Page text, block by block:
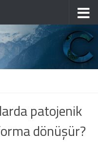
patojenik
dönüşür?